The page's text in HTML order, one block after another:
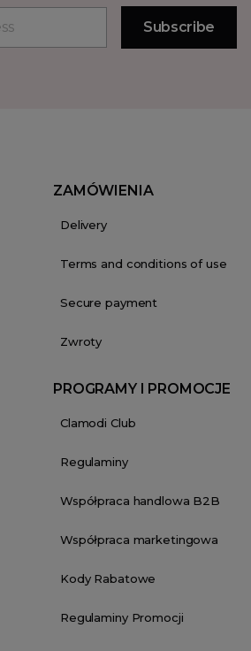
ZAMÓWIENIA
Delivery
Terms and conditions of use
Secure payment
Zwroty
PROGRAMY I PROMOCJE
Clamodi Club
Regulaminy
Współpraca handlowa B2B
Współpraca marketingowa
Kody Rabatowe
Regulaminy Promocji